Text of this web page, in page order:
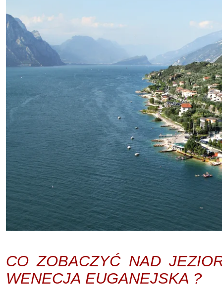
CO ZOBACZYĆ NAD
WENECJA EUGANEJSKA ?